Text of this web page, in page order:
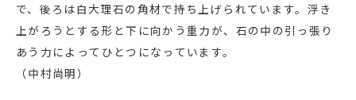
で、後ろは白大理石の角材で持ち上げられています。浮き
上がろうとする形と下に向かう重力が、石の中の引っ張り
あう力によってひとつになっています。
（中村尚明）